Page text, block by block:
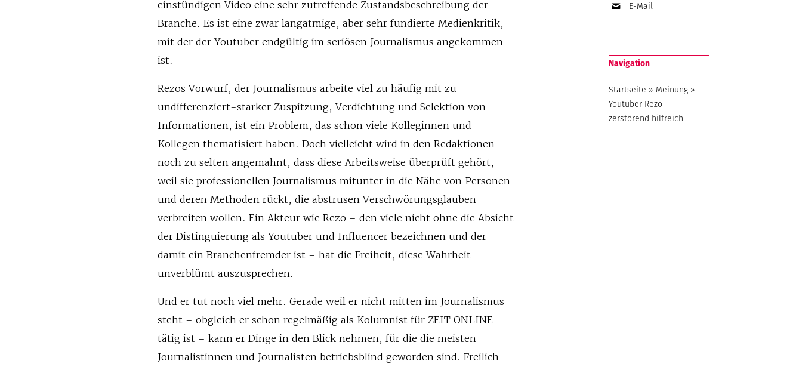
einstündigen Video eine sehr zutreffende Zustandsbeschreibung der
Branche. Es ist eine zwar langatmige, aber sehr fundierte Medienkritik,
mit der der Youtuber endgültig im seriösen Journalismus angekommen
ist.
Rezos Vorwurf, der Journalismus arbeite viel zu häufig mit zu
undifferenziert-starker Zuspitzung, Verdichtung und Selektion von
Informationen, ist ein Problem, das schon viele Kolleginnen und
Kollegen thematisiert haben. Doch vielleicht wird in den Redaktionen
noch zu selten angemahnt, dass diese Arbeitsweise überprüft gehört,
weil sie professionellen Journalismus mitunter in die Nähe von Personen
und deren Methoden rückt, die abstrusen Verschwörungsglauben
verbreiten wollen. Ein Akteur wie Rezo – den viele nicht ohne die Absicht
der Distinguierung als Youtuber und Influencer bezeichnen und der
damit ein Branchenfremder ist – hat die Freiheit, diese Wahrheit
unverblümt auszusprechen.
Und er tut noch viel mehr. Gerade weil er nicht mitten im Journalismus
steht – obgleich er schon regelmäßig als Kolumnist für ZEIT ONLINE
tätig ist – kann er Dinge in den Blick nehmen, für die die meisten
Journalistinnen und Journalisten betriebsblind geworden sind. Freilich
E-Mail
Navigation
Startseite » Meinung »
Youtuber Rezo –
zerstörend hilfreich